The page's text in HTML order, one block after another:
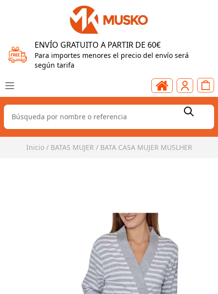
ENVÍO GRATUITO A PARTIR DE 60€
Para importes menores el precio del envío será
según tarifa
Inicio / BATAS MUJER / BATA CASA MUJER MUSLHER